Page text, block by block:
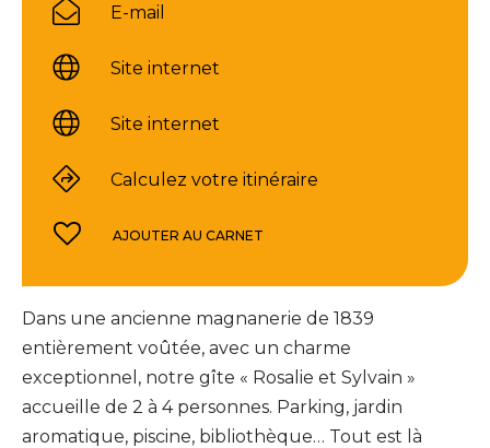
Dans une ancienne magnanerie de 1839
entièrement voûtée, avec un charme
exceptionnel, notre gîte « Rosalie et Sylvain »
accueille de 2 à 4 personnes. Parking, jardin
aromatique, piscine, bibliothèque… Tout est là
E-mail
Site internet
Site internet
Calculez votre itinéraire
AJOUTER AU CARNET